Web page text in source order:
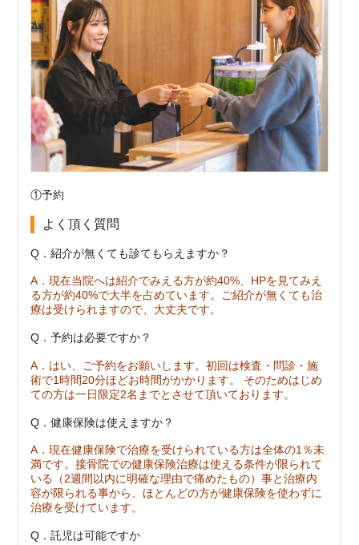
①予約
よく頂く質問
Q．紹介が無くても診てもらえますか？
A．現在当院へは紹介でみえる方が約40%、HPを見てみえ
る方が約40%で大半を占めています。ご紹介が無くても治
療は受けられますので、大丈夫です。
Q．予約は必要ですか？
A．はい、ご予約をお願いします。初回は検査・問診・施
術で1時間20分ほどお時間がかかります。 そのためはじめ
ての方は一日限定2名までとさせて頂いております。
Q．健康保険は使えますか？
A．現在健康保険で治療を受けられている方は全体の1％未
満です。接骨院での健康保険治療は使える条件が限られて
いる（2週間以内に明確な理由で痛めたもの）事と治療内
容が限られる事から、ほとんどの方が健康保険を使わずに
治療を受けています。
Q．託児は可能ですか